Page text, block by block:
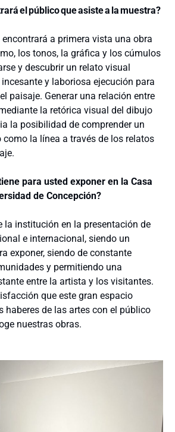
elpúblicoqueasistea lamuestra?
encontrará a primera vista una obra
los tonos, la gráfica y los cúmulos
y descubrir un relato visual
y laboriosa ejecución para
paisaje. Generar una relación entre
la retórica visual del dibujo
la posibilidad de comprender un
la línea a través de los relatos
para usted exponer en la Casa
de Concepción?
la institución en la presentación de
e internacional, siendo un
exponer, siendo de constante
y permitiendo una
entre la artista y los visitantes.
que este gran espacio
haberes de las artes con el público
nuestras obras.